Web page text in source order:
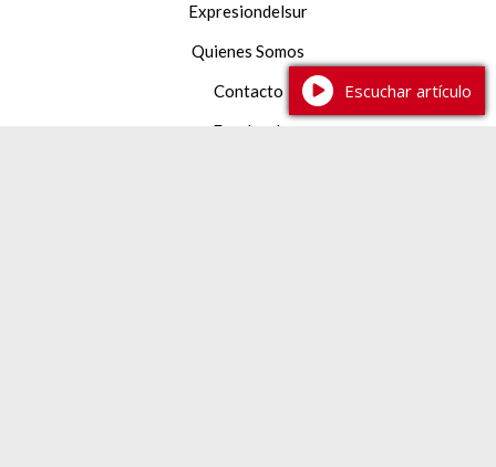
Expresiondelsur
Quienes Somos
Contacto
Facebook
Escuchar artículo